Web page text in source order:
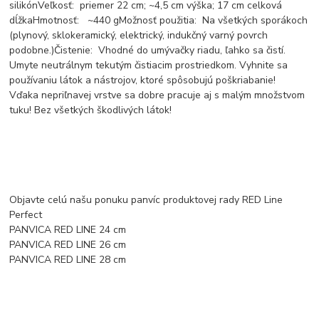
silikónVeľkosť: priemer 22 cm; ~4,5 cm výška; 17 cm celková
dĺžkaHmotnosť: ~440 gMožnosť použitia: Na všetkých sporákoch
(plynový, sklokeramický, elektrický, indukčný varný povrch
podobne.)Čistenie: Vhodné do umývačky riadu, ľahko sa čistí.
Umyte neutrálnym tekutým čistiacim prostriedkom. Vyhnite sa
používaniu látok a nástrojov, ktoré spôsobujú poškriabanie!
Vďaka nepriľnavej vrstve sa dobre pracuje aj s malým množstvom
tuku! Bez všetkých škodlivých látok!
Objavte celú našu ponuku panvíc produktovej rady RED Line
Perfect
PANVICA RED LINE 24 cm
PANVICA RED LINE 26 cm
PANVICA RED LINE 28 cm